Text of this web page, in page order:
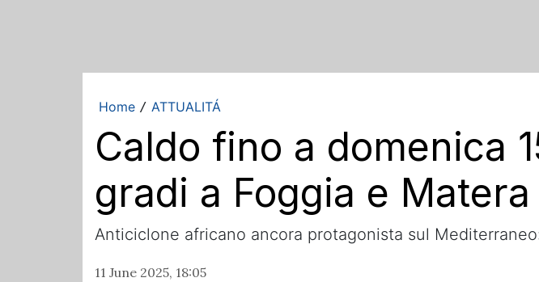
Home / ATTUALITÁ
Caldo fino a domenica
gradi a Foggia e Matera
Anticiclone africano ancora protagonista sul
11 June 2025, 18:05